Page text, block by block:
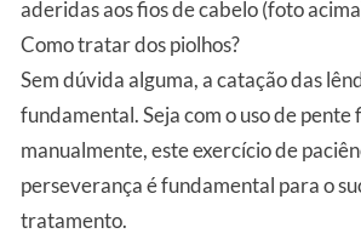
aderidas aos fios de cabelo (foto
Como tratar dos piolhos?
Sem dúvida alguma, a catação das
fundamental. Seja com o uso de pente
manualmente, este exercício de
perseverança é fundamental para o
tratamento.